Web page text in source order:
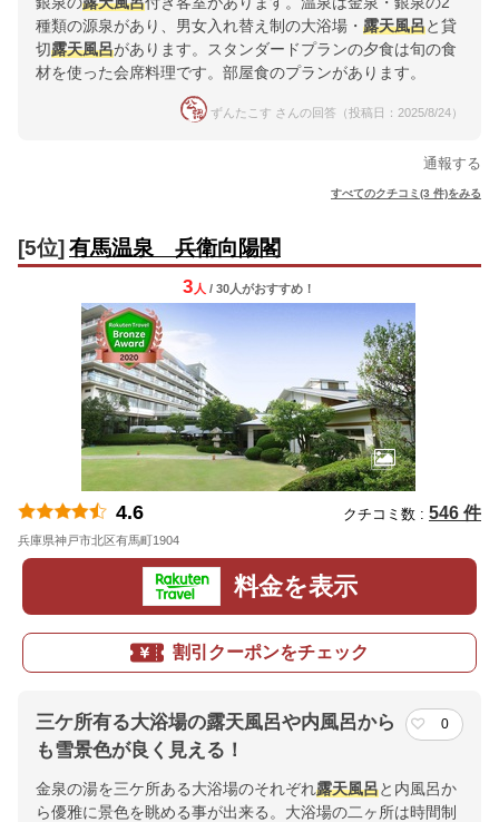
種類の源泉があり、男女入れ替え制の大浴場・ 露天風呂と貸
切露天風呂があります。スタンダードプランの夕食は旬の食
材を使った会席料理です。部屋食のプランがあります。
ずんたこす さんの回答（投稿日：2025/8/24）
通報する
すべてのクチコミ(3 件)をみる
[5位] 有馬温泉 兵衛向陽閣
3 人 / 30人がおすすめ！
4.6 クチコミ数 : 546 件
兵庫県神戸市北区有馬町1904
料金を表示
割引クーポンをチェック
三ケ所有る大浴場の露天風呂や内風呂から
も雪景色が良く見える！
0
金泉の湯を三ケ所ある大浴場のそれぞれ露天風呂と内風呂か
ら優雅に景色を眺める事が出来る。大浴場の二ヶ所は時間制